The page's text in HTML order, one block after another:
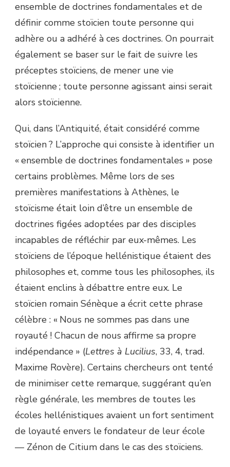
ensemble de doctrines fondamentales et de
définir comme stoïcien toute personne qui
adhère ou a adhéré à ces doctrines. On pourrait
également se baser sur le fait de suivre les
préceptes stoïciens, de mener une vie
stoïcienne ; toute personne agissant ainsi serait
alors stoïcienne.
Qui, dans l’Antiquité, était considéré comme
stoïcien ? L’approche qui consiste à identifier un
« ensemble de doctrines fondamentales » pose
certains problèmes. Même lors de ses
premières manifestations à Athènes, le
stoïcisme était loin d’être un ensemble de
doctrines figées adoptées par des disciples
incapables de réfléchir par eux-mêmes. Les
stoïciens de l’époque hellénistique étaient des
philosophes et, comme tous les philosophes, ils
étaient enclins à débattre entre eux. Le
stoïcien romain Sénèque a écrit cette phrase
célèbre : « Nous ne sommes pas dans une
royauté ! Chacun de nous affirme sa propre
indépendance » (Lettres à Lucilius, 33, 4, trad.
Maxime Rovère). Certains chercheurs ont tenté
de minimiser cette remarque, suggérant qu’en
règle générale, les membres de toutes les
écoles hellénistiques avaient un fort sentiment
de loyauté envers le fondateur de leur école
— Zénon de Citium dans le cas des stoïciens.